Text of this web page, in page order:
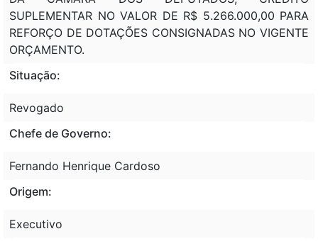
SUPLEMENTAR NO VALOR DE R$ 5.266.000,00 PARA
REFORÇO DE DOTAÇÕES CONSIGNADAS NO VIGENTE
ORÇAMENTO.
Situação:
Revogado
Chefe de Governo:
Fernando Henrique Cardoso
Origem:
Executivo